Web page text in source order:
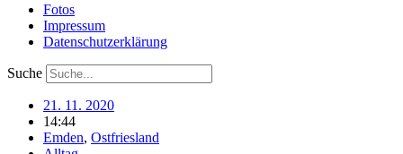
Fotos
Impressum
Datenschutzerklärung
Suche
21. 11. 2020
14:44
Emden, Ostfriesland